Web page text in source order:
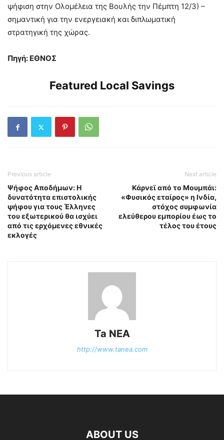
ψήφιση στην Ολομέλεια της Βουλής την Πέμπτη 12/3) –
σημαντική για την ενεργειακή και διπλωματική
στρατηγική της χώρας.
Πηγή: ΕΘΝΟΣ
Featured Local Savings
Previous article
Ψήφος Αποδήμων: Η
δυνατότητα επιστολικής
ψήφου για τους Έλληνες
του εξωτερικού θα ισχύει
από τις ερχόμενες εθνικές
εκλογές
Next article
Κάρνεϊ από το Μουμπάι:
«Φυσικός εταίρος» η Ινδία,
στόχος συμφωνία
ελεύθερου εμπορίου έως το
τέλος του έτους
Ta NEA
http://www.tanea.com
ABOUT US